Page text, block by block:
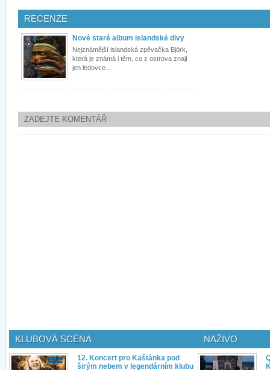
RECENZE
Nové staré album islandské divy
Nejznámější islandská zpěvačka Björk,
která je známá i těm, co z ostrova znají
jen ledovce...
ZADEJTE KOMENTÁŘ
KLUBOVÁ SCÉNA
12. Koncert pro Kaštánka pod
širým nebem v legendárním klubu
NAŽIVO